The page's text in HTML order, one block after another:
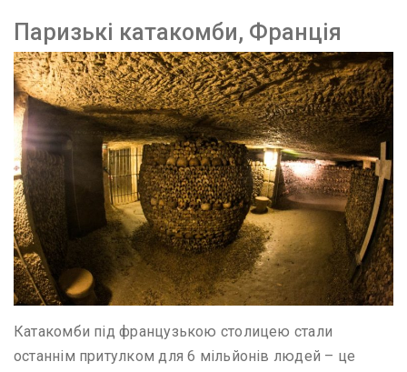
Паризькі катакомби, Франція
Катакомби під французькою столицею стали
останнім притулком для 6 мільйонів людей – це